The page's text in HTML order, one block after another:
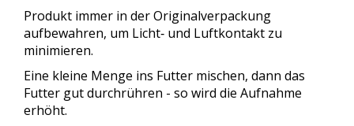
Produkt immer in der Originalverpackung
aufbewahren, um Licht‑ und Luftkontakt zu
minimieren.
Eine kleine Menge ins Futter mischen, dann das
Futter gut durchrühren - so wird die Aufnahme
erhöht.